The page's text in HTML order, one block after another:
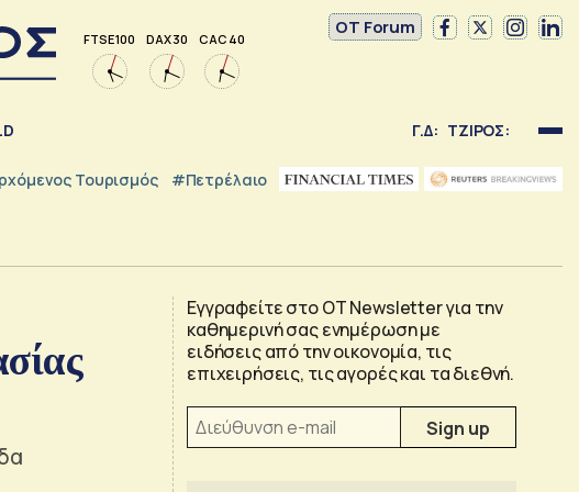
FTSE 100 DAX 30 CAC 40
OT Forum
Γ.Δ: ΤΖΙΡΟΣ:
Τουρισμός #Πετρέλαιο
Εγγραφείτε στο OT Newsletter για την
καθημερινή σας ενημέρωση με
ειδήσεις από την οικονομία, τις
επιχειρήσεις, τις αγορές και τα διεθνή.